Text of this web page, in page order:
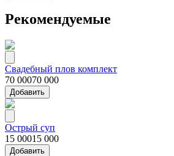
Рекомендуемые
Свадебный плов комплект
70 00070 000
Добавить
Острый суп
15 00015 000
Добавить